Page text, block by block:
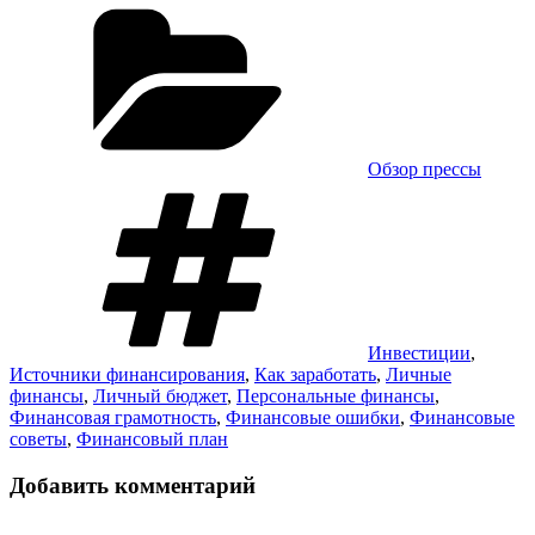
Отправить
Обзор прессы
Инвестиции,
Источники финансирования, Как заработать, Личные
финансы, Личный бюджет, Персональные финансы,
Финансовая грамотность, Финансовые ошибки, Финансовые
советы, Финансовый план
Добавить комментарий